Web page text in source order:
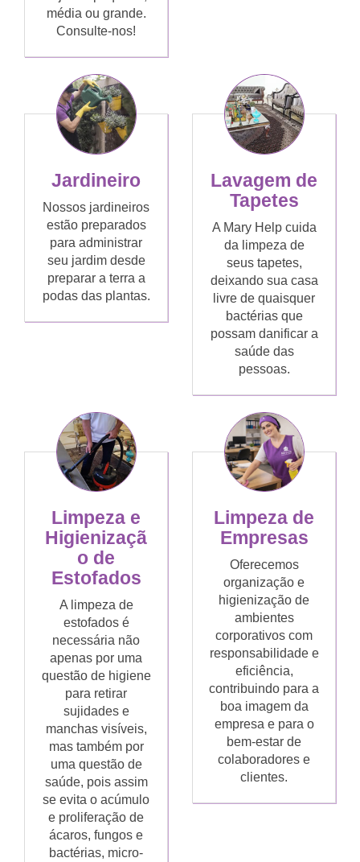
média ou grande.
Consulte-nos!
Jardineiro
Nossos jardineiros
estão preparados
para administrar
seu jardim desde
preparar a terra a
podas das plantas.
Lavagem de
Tapetes
A Mary Help cuida
da limpeza de
seus tapetes,
deixando sua casa
livre de quaisquer
bactérias que
possam danificar a
saúde das
pessoas.
Limpeza e
Higienizaçã
o de
Estofados
A limpeza de
estofados é
necessária não
apenas por uma
questão de higiene
para retirar
sujidades e
manchas visíveis,
mas também por
uma questão de
saúde, pois assim
se evita o acúmulo
e proliferação de
ácaros, fungos e
bactérias, micro-
Limpeza de
Empresas
Oferecemos
organização e
higienização de
ambientes
corporativos com
responsabilidade e
eficiência,
contribuindo para a
boa imagem da
empresa e para o
bem-estar de
colaboradores e
clientes.